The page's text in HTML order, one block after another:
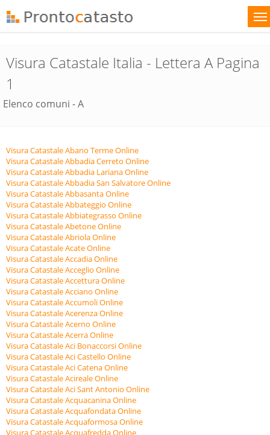
Visura Catastale Italia - Lettera A Pagina
1
Elenco comuni - A
Visura Catastale Abano Terme Online
Visura Catastale Abbadia Cerreto Online
Visura Catastale Abbadia Lariana Online
Visura Catastale Abbadia San Salvatore Online
Visura Catastale Abbasanta Online
Visura Catastale Abbateggio Online
Visura Catastale Abbiategrasso Online
Visura Catastale Abetone Online
Visura Catastale Abriola Online
Visura Catastale Acate Online
Visura Catastale Accadia Online
Visura Catastale Acceglio Online
Visura Catastale Accettura Online
Visura Catastale Acciano Online
Visura Catastale Accumoli Online
Visura Catastale Acerenza Online
Visura Catastale Acerno Online
Visura Catastale Acerra Online
Visura Catastale Aci Bonaccorsi Online
Visura Catastale Aci Castello Online
Visura Catastale Aci Catena Online
Visura Catastale Acireale Online
Visura Catastale Aci Sant Antonio Online
Visura Catastale Acquacanina Online
Visura Catastale Acquafondata Online
Visura Catastale Acquaformosa Online
Visura Catastale Acquafredda Online